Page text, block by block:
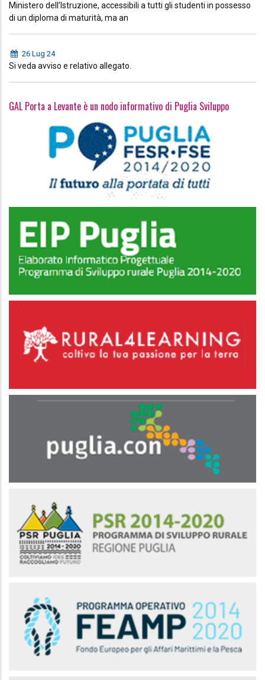
Ministero dell’Istruzione, accessibili a tutti gli studenti in possesso
di un diploma di maturità, ma an
26 Lug 24
Si veda avviso e relativo allegato.
GAL Porta a Levante è un nodo informativo di Puglia Sviluppo